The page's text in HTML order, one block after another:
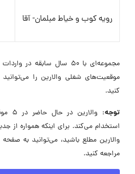
رویه کوب و خیاط مبلمان- آقا
مجموعه‌ای با ۵۰ سال سابقه
موقعیت‌های شغلی والارین را
کنید.
توجه:
استخدام می‌کند. برای اینکه همواره از
والارین مطلع باشید، می‌توانید به
مراجعه کنید.